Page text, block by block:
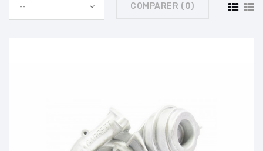
-- COMPARER (0)